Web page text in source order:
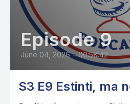
Episode 9
June 04, 2026 • 00:58:42
S3 E9 Estinti, ma